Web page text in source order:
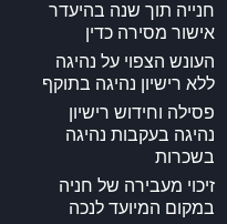
חנייה תוך שנה בהיעדר
אישור מסירה כדין
העונש הצפוי על נהיגה
ללא רישיון נהיגה בתוקף
פסילה וחידוש רישיון
נהיגה בעקבות נהיגה
בשכרות
זיכוי מעבירה של חניה
במקום המיועד לנכה